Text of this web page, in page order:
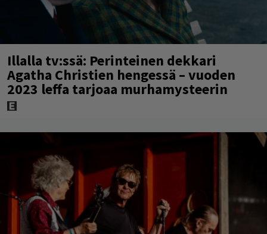
Illalla tv:ssä: Perinteinen dekkari
Agatha Christien hengessä – vuoden
2023 leffa tarjoaa murhamysteerin